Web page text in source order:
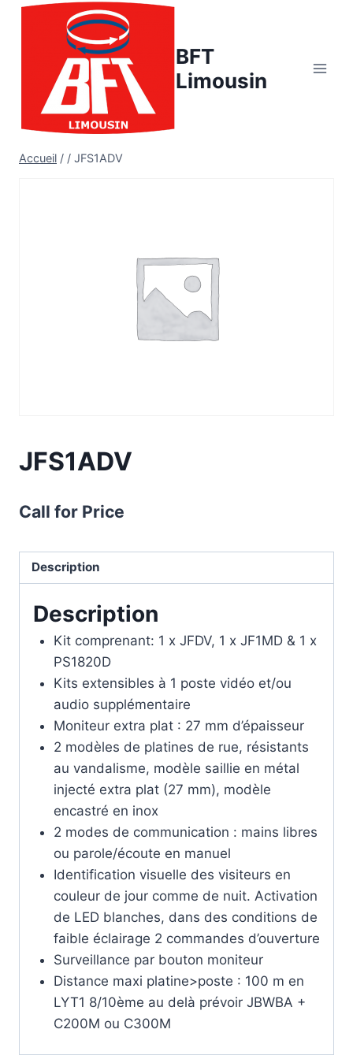
Aller
BFT
Limousin
Accueil / / JFS1ADV
JFS1ADV
Call for Price
Description
Description
Kit comprenant: 1 x JFDV, 1 x JF1MD & 1 x
PS1820D
Kits extensibles à 1 poste vidéo et/ou
audio supplémentaire
Moniteur extra plat : 27 mm d’épaisseur
2 modèles de platines de rue, résistants
au vandalisme, modèle saillie en métal
injecté extra plat (27 mm), modèle
encastré en inox
2 modes de communication : mains libres
ou parole/écoute en manuel
Identification visuelle des visiteurs en
couleur de jour comme de nuit. Activation
de LED blanches, dans des conditions de
faible éclairage 2 commandes d’ouverture
Surveillance par bouton moniteur
Distance maxi platine>poste : 100 m en
LYT1 8/10ème au delà prévoir JBWBA +
C200M ou C300M